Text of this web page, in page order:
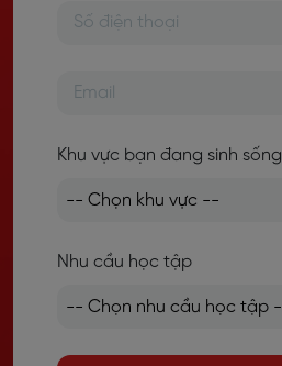
Khu vực bạn đang sinh sống
Nhu cầu học tập